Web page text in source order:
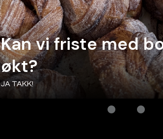
Eller kanskje vafler?
Det tror vi gjestene vil like..